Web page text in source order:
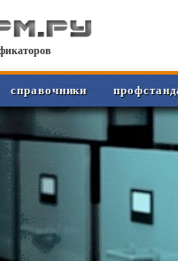
справочники